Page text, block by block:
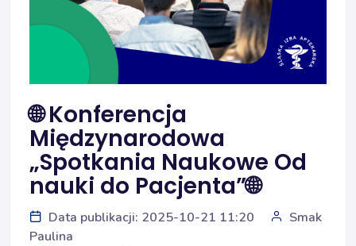
🌐 Konferencja
Międzynarodowa
„Spotkania Naukowe Od
nauki do Pacjenta”🌐
Data publikacji: 2025-10-21 11:20
Smak
Paulina